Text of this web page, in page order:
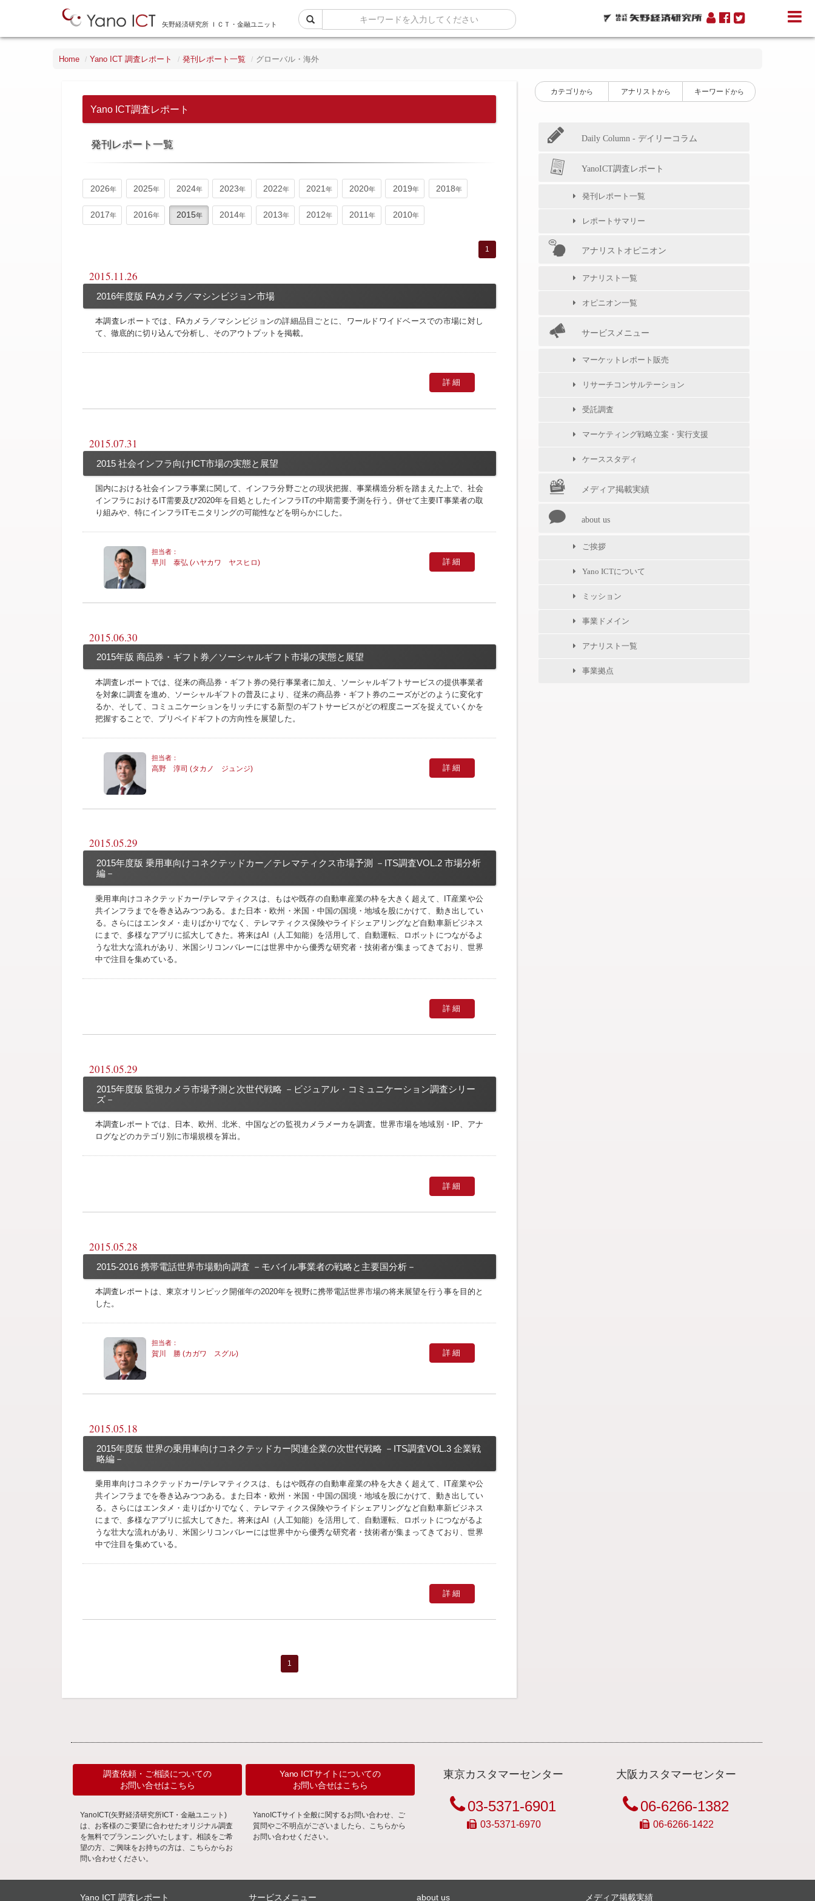
矢野経済研究所 ＩＣＴ・金融ユニット
Home Yano ICT 調査レポート 発刊レポート一覧 グローバル・海外
Yano ICT調査レポート
発刊レポート一覧
2026 2025 2024 2023 2022 2021 2020 2019 2018
2017 2016 2015 2014 2013 2012 2011 2010
1
2015.11.26
2016年度版 FAカメラ／マシンビジョン市場
本調査レポートでは、FAカメラ／マシンビジョンの詳細品目ごとに、ワールドワイドベースでの市場に対し
て、徹底的に切り込んで分析し、そのアウトプットを掲載。
詳細
2015.07.31
2015 社会インフラ向けICT市場の実態と展望
国内における社会インフラ事業に関して、インフラ分野ごとの現状把握、事業構造分析を踏まえた上で、社会
インフラにおけるIT需要及び2020年を目処としたインフラITの中期需要予測を行う。併せて主要IT事業者の取
り組みや、特にインフラITモニタリングの可能性などを明らかにした。
早川 泰弘 (ハヤカワ ヤスヒロ) 詳細
2015.06.30
2015年版 商品券・ギフト券／ソーシャルギフト市場の実態と展望
本調査レポートでは、従来の商品券・ギフト券の発行事業者に加え、ソーシャルギフトサービスの提供事業者
を対象に調査を進め、ソーシャルギフトの普及により、従来の商品券・ギフト券のニーズがどのように変化す
るか、そして、コミュニケーションをリッチにする新型のギフトサービスがどの程度ニーズを捉えていくかを
把握することで、プリペイドギフトの方向性を展望した。
高野 淳司 (タカノ ジュンジ) 詳細
2015.05.29
2015年度版 乗用車向けコネクテッドカー／テレマティクス市場予測 －ITS調査VOL.2 市場分析
編－
乗用車向けコネクテッドカー/テレマティクスは、もはや既存の自動車産業の枠を大きく超えて、IT産業や公
共インフラまでを巻き込みつつある。また日本・欧州・米国・中国の国境・地域を股にかけて、動き出してい
る。さらにはエンタメ・走りばかりでなく、テレマティクス保険やライドシェアリングなど自動車新ビジネス
にまで、多様なアプリに拡大してきた。将来はAI（人工知能）を活用して、自動運転、ロボットにつながるよ
うな壮大な流れがあり、米国シリコンバレーには世界中から優秀な研究者・技術者が集まってきており、世界
中で注目を集めている。
詳細
2015.05.29
2015年度版 監視カメラ市場予測と次世代戦略 －ビジュアル・コミュニケーション調査シリー
ズ－
本調査レポートでは、日本、欧州、北米、中国などの監視カメラメーカを調査。世界市場を地域別・IP、アナ
ログなどのカテゴリ別に市場規模を算出。
詳細
2015.05.28
2015-2016 携帯電話世界市場動向調査 －モバイル事業者の戦略と主要国分析－
本調査レポートは、東京オリンピック開催年の2020年を視野に携帯電話世界市場の将来展望を行う事を目的と
した。
賀川 勝 (カガワ スグル) 詳細
2015.05.18
2015年度版 世界の乗用車向けコネクテッドカー関連企業の次世代戦略 －ITS調査VOL.3 企業戦
略編－
乗用車向けコネクテッドカー/テレマティクスは、もはや既存の自動車産業の枠を大きく超えて、IT産業や公
共インフラまでを巻き込みつつある。また日本・欧州・米国・中国の国境・地域を股にかけて、動き出してい
る。さらにはエンタメ・走りばかりでなく、テレマティクス保険やライドシェアリングなど自動車新ビジネス
にまで、多様なアプリに拡大してきた。将来はAI（人工知能）を活用して、自動運転、ロボットにつながるよ
うな壮大な流れがあり、米国シリコンバレーには世界中から優秀な研究者・技術者が集まってきており、世界
中で注目を集めている。
詳細
1
カテゴリ から アナリスト から キーワードから
Daily Column - デイリーコラム
YanoICT調査レポート
発刊レポート一覧
レポートサマリー
アナリストオピニオン
アナリスト一覧
オピニオン一覧
サービスメニュー
マーケットレポート販売
リサーチコンサルテーション
受託調査
マーケティング戦略立案・実行支援
ケーススタディ
メディア掲載実績
about us
ご挨拶
Yano ICTについて
ミッション
事業ドメイン
アナリスト一覧
事業拠点
調査依頼・ご相談についての
お問い合せはこちら
YanoICT(矢野経済研究所ICT・金融ユニット)
は、お客様のご要望に合わせたオリジナル調査
を無料でプランニングいたします。相談をご希
望の方、ご興味をお持ちの方は、こちらからお
問い合わせください。
Yano ICTサイトについての
お問い合せはこちら
YanoICTサイト全般に関するお問い合わせ、ご
質問やご不明点がございましたら、こちらから
お問い合わせください。
東京カスタマーセンター
03-5371-6901
03-5371-6970
大阪カスタマーセンター
06-6266-1382
06-6266-1422
Yano ICT 調査レポート サービスメニュー about us メディア掲載実績